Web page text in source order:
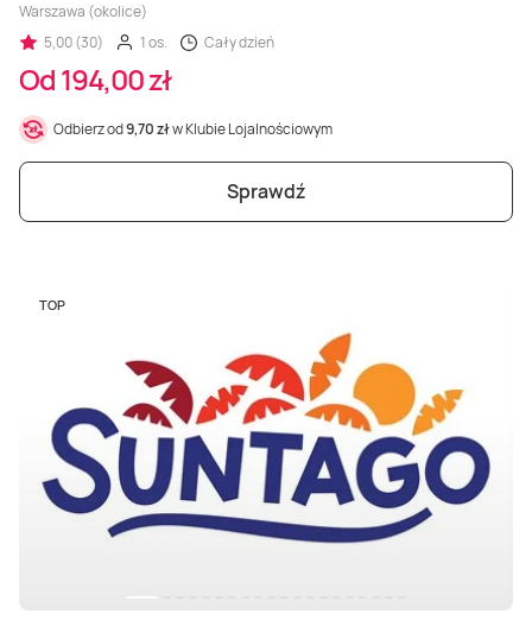
Warszawa (okolice)
5,00 (30)
1 os. Cały dzień
Od 194,00 zł
Odbierz od9,70 złw Klubie Lojalnościowym
Sprawdź
TOP